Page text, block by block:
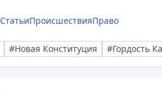
СтатьиПроисшествияПраво
#Новая Конституция #Гордость